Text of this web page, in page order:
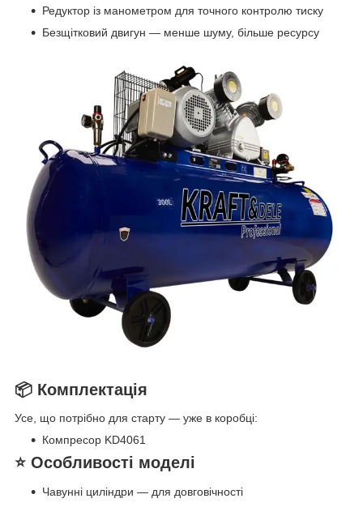
Редуктор із манометром для точного контролю тиску
Безщітковий двигун — менше шуму, більше ресурсу
📦 Комплектація
Усе, що потрібно для старту — уже в коробці:
Компресор KD4061
⭐ Особливості моделі
Чавунні циліндри — для довговічності